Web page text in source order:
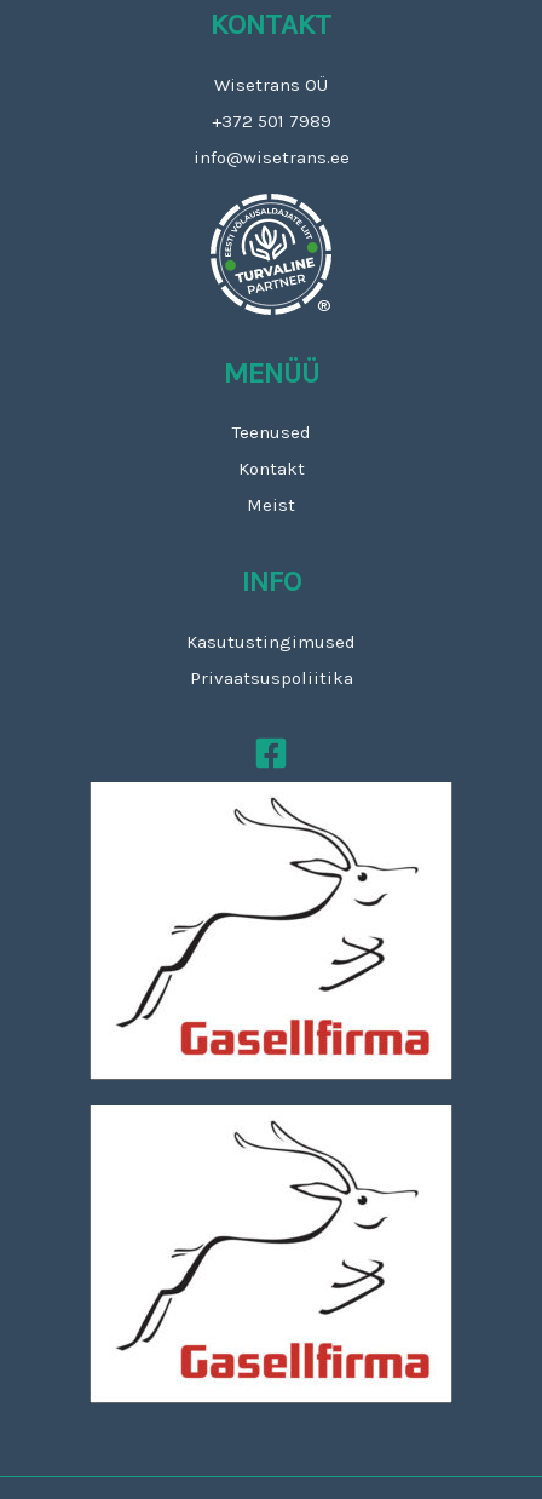
KONTAKT
Wisetrans OÜ
+372 501 7989
info@wisetrans.ee
®
MENÜÜ
Teenused
Kontakt
Meist
INFO
Kasutustingimused
Privaatsuspoliitika